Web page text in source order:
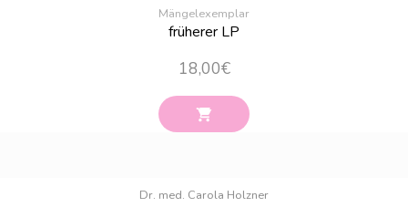
Mängelexemplar
früherer LP
18,00€
Dr. med. Carola Holzner